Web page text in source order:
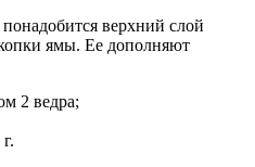
верхний слой
ямы. Ее дополняют
2 ведра;